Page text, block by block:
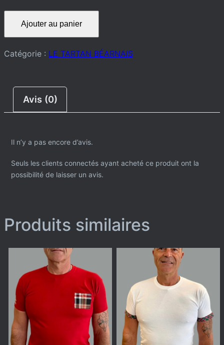
Ajouter au panier
Catégorie : LE TARTAN BÉARNAIS
Avis (0)
Il n’y a pas encore d’avis.
Seuls les clients connectés ayant acheté ce produit ont la
possibilité de laisser un avis.
Produits similaires